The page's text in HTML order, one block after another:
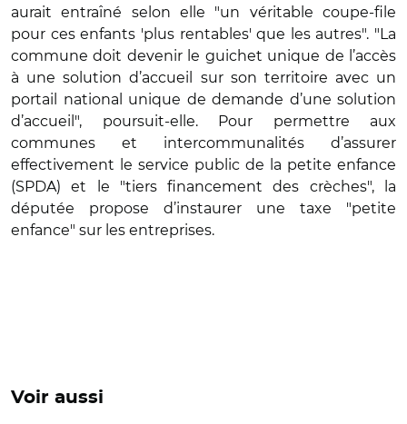
aurait entraîné selon elle "un véritable coupe-file
pour ces enfants 'plus rentables' que les autres". "La
commune doit devenir le guichet unique de l’accès
à une solution d’accueil sur son territoire avec un
portail national unique de demande d’une solution
d’accueil", poursuit-elle. Pour permettre aux
communes et intercommunalités d’assurer
effectivement le service public de la petite enfance
(SPDA) et le "tiers financement des crèches", la
députée propose d’instaurer une taxe "petite
enfance" sur les entreprises.
Voir aussi